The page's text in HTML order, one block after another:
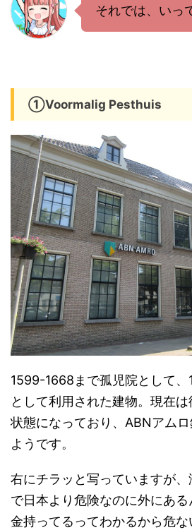
それでは、いっ
①Voormalig Pesthuis
1599-1668まで孤児院として
として利用された建物。現在
状態になっており、ABNアム
ようです。
右にチラッと写っていますが
で日本より危険なのに外にあ
金持ってるってわかるから危